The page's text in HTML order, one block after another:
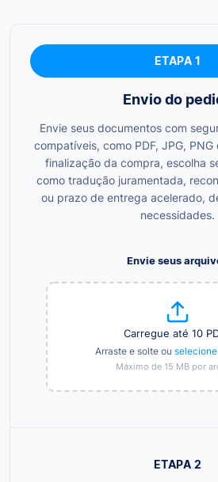
ETAPA 1
Envio do
Envie seus documentos com
compatíveis, como PDF, JPG, PNG
finalização da compra, escolha
como tradução juramentada,
ou prazo de entrega acelerado,
necessidades.
Envie seus
Carregue até 10
Arraste e solte ou
Máximo de 15 MB por
ETAPA 2